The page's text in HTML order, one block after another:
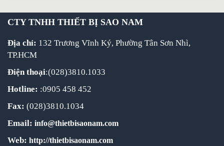
CTY TNHH THIẾT BỊ SAO NAM
Địa chỉ: 132 Trương Vĩnh Ký, Phường Tân Sơn Nhì,
TP.HCM
Điện thoại:(028)3810.1033
Hotline: :0905 458 452
Fax: (028)3810.1034
Email: info@thietbisaonam.com
Web: http://thietbisaonam.com